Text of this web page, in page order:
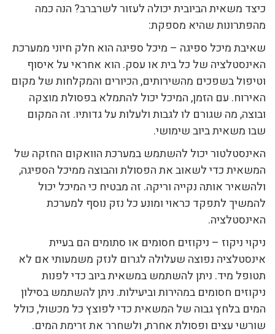
כיצד משאית הביובית יכולה לעזור לשרברב? הנה כמה
מהפתרונות שהיא מספקת:
שאיבת מיכל ספיגה – מיכל ספיגה הוא חלק חיוני ממערכת
האינסטלציה של כל בית או עסק. הוא אחראי על איסוף
וטיפול בשפכים מהשירותים, הכיורים והמקלחות של מקום
האירוח. עם הזמן, המיכל יכול להתמלא בפסולת מוצקה
ובוצה, מה שגורם לו לגבות ולעלות על גדותיו. זה המקום
שבו משאית ביוב שימושי.
האינסטלטור יכול להשתמש במערכת הוואקום החזקה של
המשאית כדי לשאוב את הפסולת והבוצה ממיכל הספיגה,
ולהשאיר אותה נקייה וריקה. זה מבטיח כי המיכל יכול
להמשיך לתפקד כראוי ומונע כל נזק נוסף למערכת
האינסטלציה.
ניקוי ניקוז – ניקוזים חסומים או סתומים הם בעיית
אינסטלציה נפוצה שעלולה לגרום לנזק משמעותי אם לא
תטופל מיד. ניתן להשתמש במשאית ביוב כדי לפנות
ניקוזים חסומים במהירות וביעילות. ניתן להשתמש בסילון
המים בלחץ גבוה של המשאית כדי לפוצץ כל מכשול, כולל
שורשי עצים ופסולת אחרת, ולשחרר את זרימת המים.